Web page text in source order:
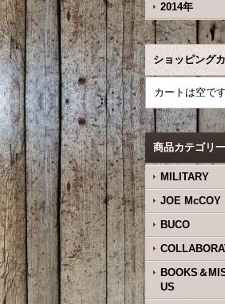
2014年
ショッピング
カートは空です
商品カテゴリ
MILITARY
JOE McCOY
BUCO
BOOKS＆
US